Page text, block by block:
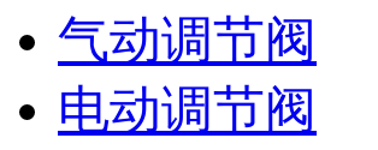
气动调节阀
电动调节阀